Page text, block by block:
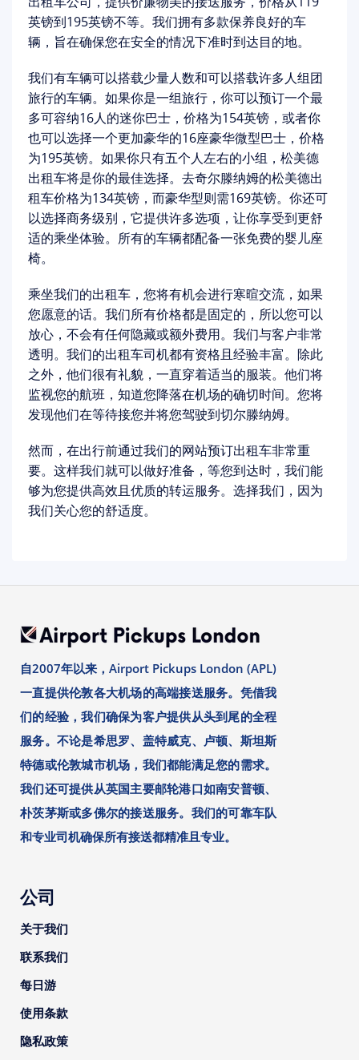
英镑到195英镑不等。我们拥有多款保养良好的车
辆，旨在确保您在安全的情况下准时到达目的地。
我们有车辆可以搭载少量人数和可以搭载许多人组团
旅行的车辆。如果你是一组旅行，你可以预订一个最
多可容纳16人的迷你巴士，价格为154英镑，或者你
也可以选择一个更加豪华的16座豪华微型巴士，价格
为195英镑。如果你只有五个人左右的小组，松美德
出租车将是你的最佳选择。去奇尔滕纳姆的松美德出
租车价格为134英镑，而豪华型则需169英镑。你还可
以选择商务级别，它提供许多选项，让你享受到更舒
适的乘坐体验。所有的车辆都配备一张免费的婴儿座
椅。
乘坐我们的出租车，您将有机会进行寒暄交流，如果
您愿意的话。我们所有价格都是固定的，所以您可以
放心，不会有任何隐藏或额外费用。我们与客户非常
透明。我们的出租车司机都有资格且经验丰富。除此
之外，他们很有礼貌，一直穿着适当的服装。他们将
监视您的航班，知道您降落在机场的确切时间。您将
发现他们在等待接您并将您驾驶到切尔滕纳姆。
然而，在出行前通过我们的网站预订出租车非常重
要。这样我们就可以做好准备，等您到达时，我们能
够为您提供高效且优质的转运服务。选择我们，因为
我们关心您的舒适度。
自2007年以来，Airport Pickups London (APL)
一直提供伦敦各大机场的高端接送服务。凭借我
们的经验，我们确保为客户提供从头到尾的全程
服务。不论是希思罗、盖特威克、卢顿、斯坦斯
特德或伦敦城市机场，我们都能满足您的需求。
我们还可提供从英国主要邮轮港口如南安普顿、
朴茨茅斯或多佛尔的接送服务。我们的可靠车队
和专业司机确保所有接送都精准且专业。
公司
关于我们
联系我们
每日游
使用条款
隐私政策